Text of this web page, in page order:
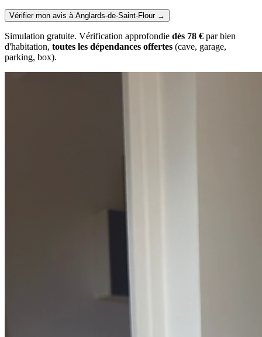
Vérifier mon avis à Anglards-de-Saint-Flour→
Simulation gratuite. Vérification approfondie dès 78 € par bien
d'habitation, toutes les dépendances offertes (cave, garage,
parking, box).